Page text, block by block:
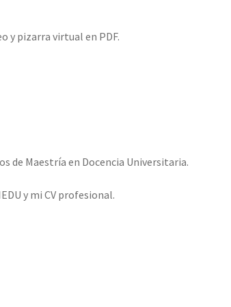
y pizarra virtual en PDF.
de Maestría en Docencia Universitaria.
y mi CV profesional.